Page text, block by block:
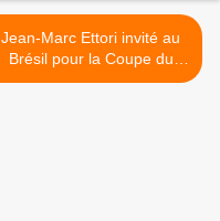
Jean-Marc Ettori invité au
Brésil pour la Coupe du
Monde >